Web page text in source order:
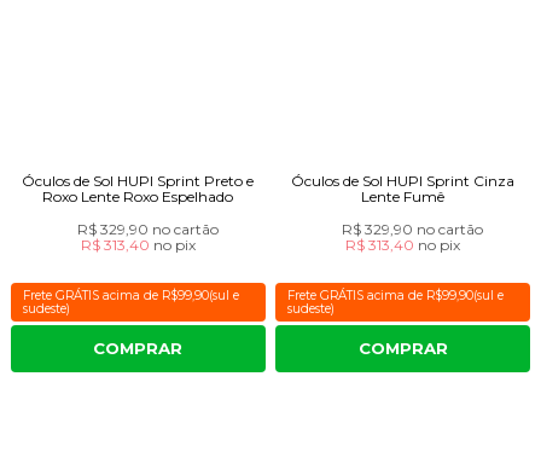
Óculos de Sol HUPI Sprint Preto e
Roxo Lente Roxo Espelhado
R$ 329,90 no cartão
R$ 313,40 no pix
Frete GRÁTIS acima de R$99,90(sul e
sudeste)
COMPRAR
Óculos de Sol HUPI Sprint Cinza
Lente Fumê
R$ 329,90 no cartão
R$ 313,40 no pix
Frete GRÁTIS acima de R$99,90(sul e
sudeste)
COMPRAR